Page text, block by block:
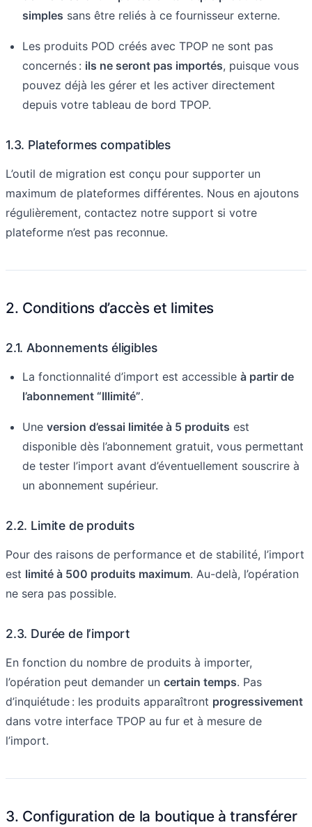
simples sans être reliés à ce fournisseur externe.
Les produits POD créés avec TPOP ne sont pas
concernés : ils ne seront pas importés, puisque vous
pouvez déjà les gérer et les activer directement
depuis votre tableau de bord TPOP.
1.3. Plateformes compatibles
L’outil de migration est conçu pour supporter un
maximum de plateformes différentes. Nous en ajoutons
régulièrement, contactez notre support si votre
plateforme n’est pas reconnue.
2. Conditions d’accès et limites
2.1. Abonnements éligibles
La fonctionnalité d’import est accessible à partir de
l’abonnement “Illimité”.
Une version d’essai limitée à 5 produits est
disponible dès l’abonnement gratuit, vous permettant
de tester l’import avant d’éventuellement souscrire à
un abonnement supérieur.
2.2. Limite de produits
Pour des raisons de performance et de stabilité, l’import
est limité à 500 produits maximum. Au-delà, l’opération
ne sera pas possible.
2.3. Durée de l’import
En fonction du nombre de produits à importer,
l’opération peut demander un certain temps. Pas
d’inquiétude : les produits apparaîtront progressivement
dans votre interface TPOP au fur et à mesure de
l’import.
3. Configuration de la boutique à transférer